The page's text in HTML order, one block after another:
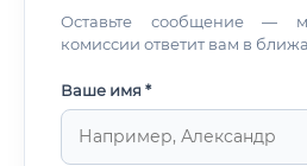
Оставьте сообщение —
комиссии ответит вам в
Ваше имя *